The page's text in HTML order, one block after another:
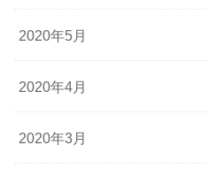
2020年5月
2020年4月
2020年3月